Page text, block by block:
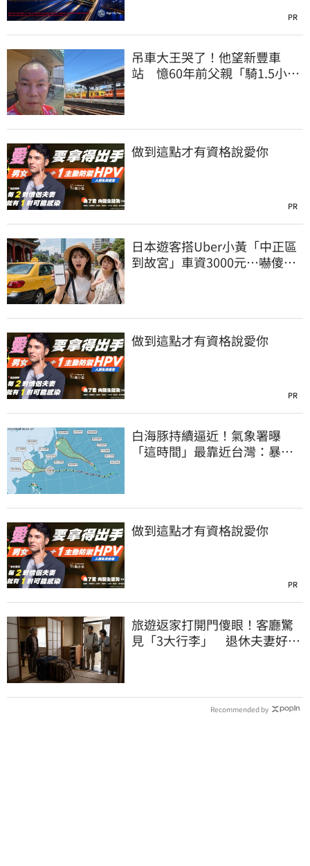
PR
吊車大王哭了！他望新豐車
站 憶60年前父親「騎1.5小時
做到這點才有資格說愛你
PR
日本遊客搭Uber小黃「中正區
到故宮」車資3000元…嚇傻：
做到這點才有資格說愛你
PR
白海豚持續逼近！氣象署曝
「這時間」最靠近台灣：暴風
做到這點才有資格說愛你
PR
旅遊返家打開門傻眼！客廳驚
見「3大行李」 退休夫妻好心
Recommended by